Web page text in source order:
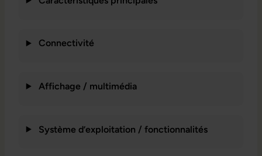
Connectivité
Affichage / multimédia
Système d’exploitation / fonctionnalités